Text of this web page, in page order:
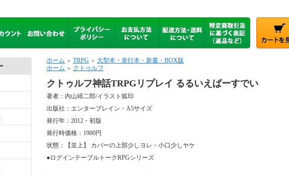
ホーム ＞ TRPG ＞ 大型本・単行本・新書・BOX版
ホーム ＞ クトゥルフ
クトゥルフ神話TRPGリプレイ るるいえばーすでい
著者：内山靖二郎/イラスト狐印
出版社：エンターブレイン・A5サイズ
発行年：2012・初版
発行時価格：1900円
状態：【並上】 カバーの上部少しヨレ・小口少しヤケ
●ログインテーブルトークRPGシリーズ